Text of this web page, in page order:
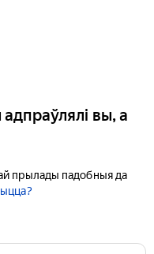
вы, а
прылады падобныя да